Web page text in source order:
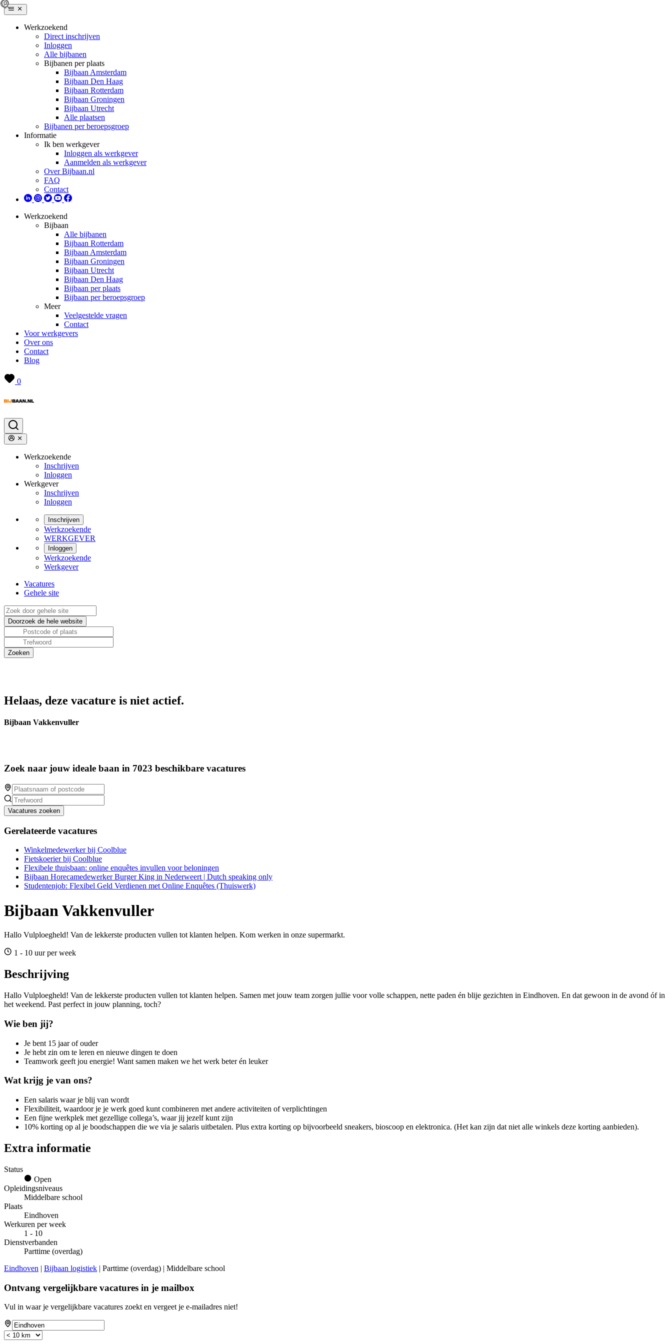
Werkzoekend
Direct inschrijven
Inloggen
Alle bijbanen
Bijbanen per plaats
Bijbaan Amsterdam
Bijbaan Den Haag
Bijbaan Rotterdam
Bijbaan Groningen
Bijbaan Utrecht
Alle plaatsen
Bijbanen per beroepsgroep
Informatie
Ik ben werkgever
Inloggen als werkgever
Aanmelden als werkgever
Over Bijbaan.nl
FAQ
Contact
Werkzoekend
Bijbaan
Alle bijbanen
Bijbaan Rotterdam
Bijbaan Amsterdam
Bijbaan Groningen
Bijbaan Utrecht
Bijbaan Den Haag
Bijbaan per plaats
Bijbaan per beroepsgroep
Meer
Veelgestelde vragen
Contact
Voor werkgevers
Over ons
Contact
Blog
0
Werkzoekende
Inschrijven
Inloggen
Werkgever
Inschrijven
Inloggen
Inschrijven
Werkzoekende
WERKGEVER
Inloggen
Werkzoekende
Werkgever
Vacatures
Gehele site
Helaas, deze vacature is niet actief.
Bijbaan Vakkenvuller
Zoek naar jouw ideale baan in 7023 beschikbare vacatures
Vacatures zoeken
Gerelateerde vacatures
Winkelmedewerker bij Coolblue
Fietskoerier bij Coolblue
Flexibele thuisbaan: online enquêtes invullen voor beloningen
Bijbaan Horecamedewerker Burger King in Nederweert | Dutch speaking only
Studentenjob: Flexibel Geld Verdienen met Online Enquêtes (Thuiswerk)
Bijbaan Vakkenvuller
Hallo Vulploegheld! Van de lekkerste producten vullen tot klanten helpen. Kom werken in onze supermarkt.
1 - 10 uur per week
Beschrijving
Hallo Vulploegheld! Van de lekkerste producten vullen tot klanten helpen. Samen met jouw team zorgen jullie voor volle schappen, nette paden én blije gezichten in Eindhoven. En dat gewoon in de avond óf in
het weekend. Past perfect in jouw planning, toch?
Wie ben jij?
Je bent 15 jaar of ouder
Je hebt zin om te leren en nieuwe dingen te doen
Teamwork geeft jou energie! Want samen maken we het werk beter én leuker
Wat krijg je van ons?
Een salaris waar je blij van wordt
Flexibiliteit, waardoor je je werk goed kunt combineren met andere activiteiten of verplichtingen
Een fijne werkplek met gezellige collega’s, waar jij jezelf kunt zijn
10% korting op al je boodschappen die we via je salaris uitbetalen. Plus extra korting op bijvoorbeeld sneakers, bioscoop en elektronica. (Het kan zijn dat niet alle winkels deze korting aanbieden).
Extra informatie
Status
Open
Opleidingsniveaus
Middelbare school
Plaats
Eindhoven
Werkuren per week
1 - 10
Dienstverbanden
Parttime (overdag)
Eindhoven | Bijbaan logistiek | Parttime (overdag) | Middelbare school
Ontvang vergelijkbare vacatures in je mailbox
Vul in waar je vergelijkbare vacatures zoekt en vergeet je e-mailadres niet!